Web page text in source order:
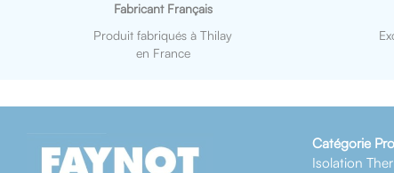
Fabricant Français
Produit fabriqués à Thilay
en France
Catégorie
Isolation